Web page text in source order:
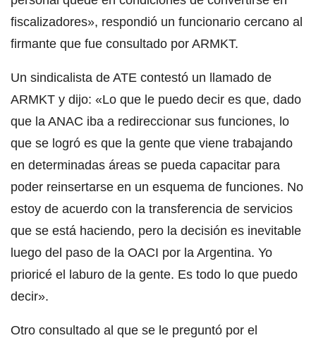
fiscalizadores», respondió un funcionario cercano al
firmante que fue consultado por ARMKT.
Un sindicalista de ATE contestó un llamado de
ARMKT y dijo: «Lo que le puedo decir es que, dado
que la ANAC iba a redireccionar sus funciones, lo
que se logró es que la gente que viene trabajando
en determinadas áreas se pueda capacitar para
poder reinsertarse en un esquema de funciones. No
estoy de acuerdo con la transferencia de servicios
que se está haciendo, pero la decisión es inevitable
luego del paso de la OACI por la Argentina. Yo
prioricé el laburo de la gente. Es todo lo que puedo
decir».
Otro consultado al que se le preguntó por el